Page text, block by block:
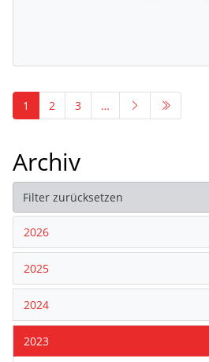
1 2 3 …
Archiv
Filter zurücksetzen
2026
2025
2024
2023